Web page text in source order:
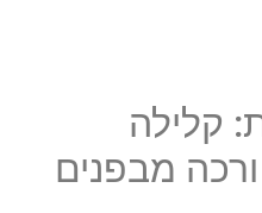
קלילה
מבפנים